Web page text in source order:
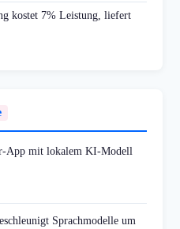
kostet 7% Leistung, liefert
App mit lokalem KI-Modell
Sprachmodelle um